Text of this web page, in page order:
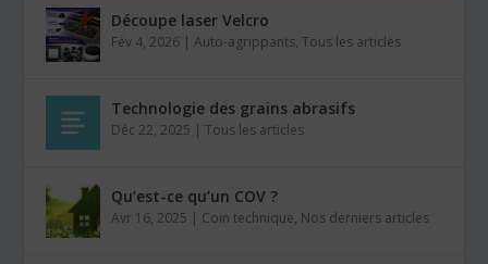
Découpe laser Velcro
Fév 4, 2026 |Auto-agrippants,Tous les articles
Technologie des grains abrasifs
Déc 22, 2025 |Tous les articles
Qu’est-ce qu’un COV ?
Avr 16, 2025 | Coin technique, Nos derniers articles